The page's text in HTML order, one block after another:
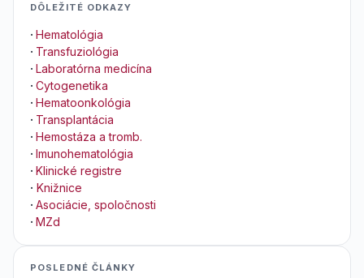
DÔLEŽITÉ ODKAZY
· Hematológia
· Transfuziológia
· Laboratórna medicína
· Cytogenetika
· Hematoonkológia
· Transplantácia
· Hemostáza a tromb.
· Imunohematológia
· Klinické registre
· Knižnice
· Asociácie, spoločnosti
· MZd
POSLEDNÉ ČLÁNKY